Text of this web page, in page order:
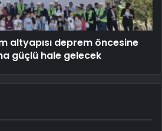
altyapısı deprem öncesine
güçlü hale gelecek